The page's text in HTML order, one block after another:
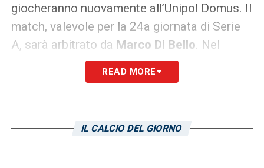
giocheranno nuovamente all’Unipol Domus. Il
match, valevole per la 24a giornata di Serie
A, sarà arbitrato da Marco Di Bello. Nel
corso della sua carriera, Di Bello ha diretto
11 partite del Parma: il bilancio dice 3
LA PLAYLIST DELLE NOSTRE TOP NEWS
READ MORE
IL CALCIO DEL GIORNO